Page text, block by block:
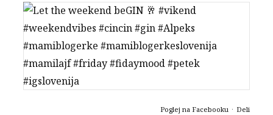
Poglej na Facebooku · Deli